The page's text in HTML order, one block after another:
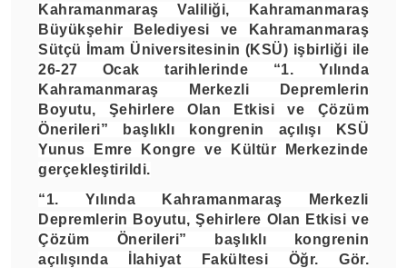
Kahramanmaraş Valiliği, Kahramanmaraş
Büyükşehir Belediyesi ve Kahramanmaraş
Sütçü İmam Üniversitesinin (KSÜ) işbirliği ile
26-27 Ocak tarihlerinde “1. Yılında
Kahramanmaraş Merkezli Depremlerin
Boyutu, Şehirlere Olan Etkisi ve Çözüm
Önerileri” başlıklı kongrenin açılışı KSÜ
Yunus Emre Kongre ve Kültür Merkezinde
gerçekleştirildi.
“1. Yılında Kahramanmaraş Merkezli
Depremlerin Boyutu, Şehirlere Olan Etkisi ve
Çözüm Önerileri” başlıklı kongrenin
açılışında İlahiyat Fakültesi Öğr. Gör.